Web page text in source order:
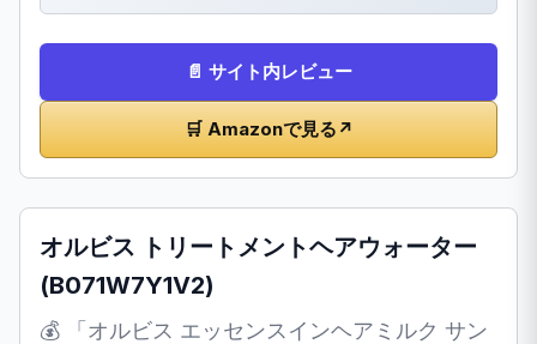
📄 サイト内レビュー
🛒 Amazonで見る ↗
オルビス トリートメントヘアウォーター
(B071W7Y1V2)
💰 「オルビス エッセンスインヘアミルク サン